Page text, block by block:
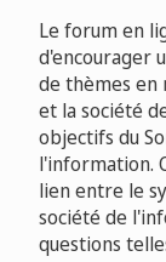
Le forum en
d'encourager
de thèmes
et la société
objectifs du
l'information.
lien entre le
société de
questions